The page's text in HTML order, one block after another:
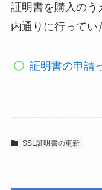
証明書を購入のう
内通りに行ってい
証明書の申請
SSL証明書の更新